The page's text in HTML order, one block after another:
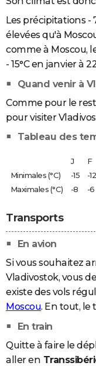
Les précipitations
élevées qu'à
comme à Moscou,
- 15°C en janvier à
Quand venir à
Comme pour le
pour visiter
Tableau des
J F
Minimales (°C)
-15 -12
Maximales (°C)
-8 -6
Transports
En avion
Si vous souhaitez
Vladivostok, vous
existe des vols
Moscou. En tout, le
En train
Quitte à faire le
aller en